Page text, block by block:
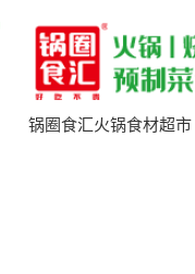
锅圈食汇火锅食材超市